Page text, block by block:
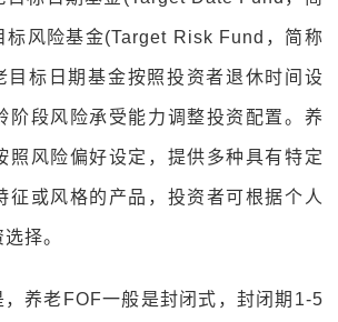
标风险基金(Target Risk Fund，简称
目标日期基金按照投资者退休时间设
阶段风险承受能力调整投资配置。养
照风险偏好设定，提供多种具有特定
征或风格的产品，投资者可根据个人
择。
，养老FOF一般是封闭式，封闭期1-5